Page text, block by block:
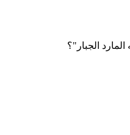
الجبار"؟